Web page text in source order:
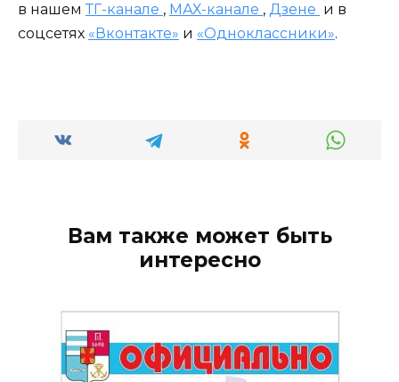
в нашем ТГ-канале , МАХ-канале , Дзене и в
соцсетях «Вконтакте» и «Одноклассники».
Вам также может быть
интересно